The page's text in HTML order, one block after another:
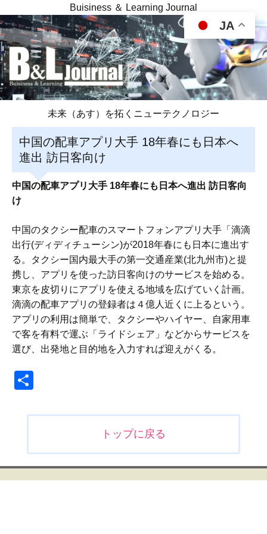
Buisiness ＆ Learning Journal
未来（あす）を拓くニューテクノロジー
中国の配車アプリ大手 18年春にも日本へ
進出 訪日客向け
中国の配車アプリ大手 18年春にも日本へ進出 訪日客向
け
中国のタクシー配車のスマートフォンアプリ大手「滴滴
出行(ディディチューシン)が2018年春にも日本に進出す
る。タクシー国内最大手の第一交通産業(北九州市)と提
携し、アプリを使った訪日客向けのサービスを始める。
東京を皮切りにアプリを使える地域を広げていく計画。
滴滴の配車アプリの登録者は４億人近くに上るという。
アプリの利用は簡単で、タクシーやハイヤー、自家用車
で客を有料で運ぶ「ライドシェア」などからサービスを
選び、出発地と目的地を入力すれば迎えがくる。
ビ
ゲ
トップに戻る
JA